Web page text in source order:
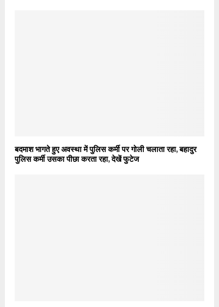
बदमाश भागते हुए अवस्था में पुलिस कर्मी पर गोली चलाता रहा, बहादुर
पुलिस कर्मी उसका पीछा करता रहा, देखें फुटेज